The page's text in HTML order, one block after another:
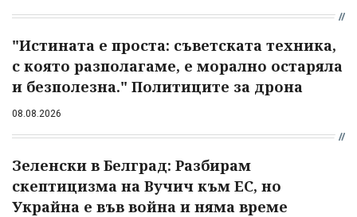
"Истината е проста: съветската техника,
с която разполагаме, е морално остаряла
и безполезна." Политиците за дрона
08.08.2026
Зеленски в Белград: Разбирам
скептицизма на Вучич към ЕС, но
Украйна е във война и няма време